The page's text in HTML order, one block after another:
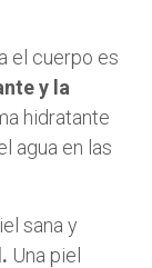
el cuerpo es
y la
hidratante
agua en las
sana y
Una piel